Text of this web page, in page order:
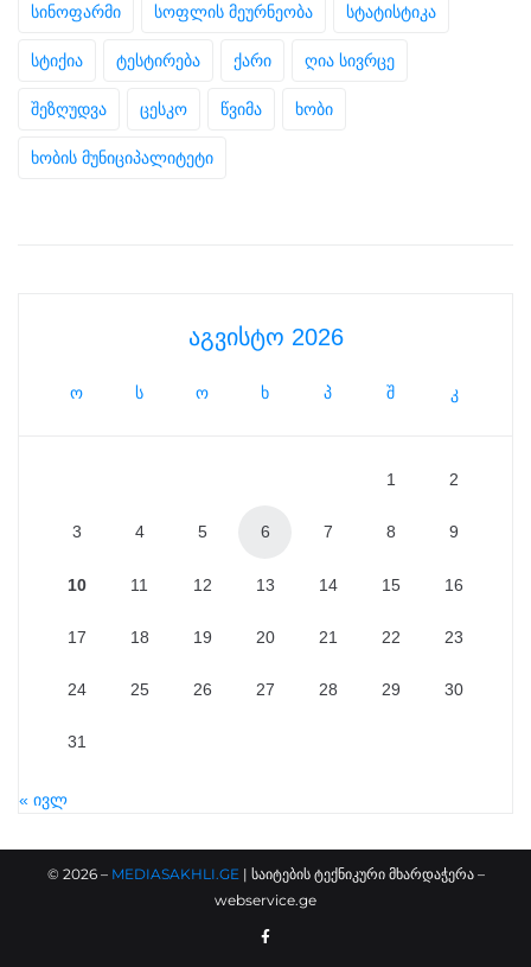
სინოფარმი სოფლის მეურნეობა სტატისტიკა
სტიქია ტესტირება ქარი ღია სივრცე
შეზღუდვა ცესკო წვიმა ხობი
ხობის მუნიციპალიტეტი
აგვისტო 2026
ო ს ო ხ პ შ კ
1 2
3 4 5 6 7 8 9
10 11 12 13 14 15 16
17 18 19 20 21 22 23
24 25 26 27 28 29 30
31
« ივლ
© 2026– MEDIASAKHLI.GE | საიტების ტექნიკური მხარდაჭერა –
webservice.ge